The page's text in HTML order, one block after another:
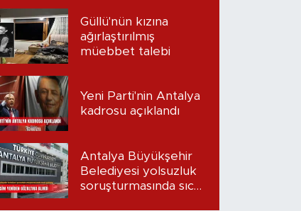
Güllü'nün kızına
ağırlaştırılmış
müebbet talebi
Yeni Parti'nin Antalya
kadrosu açıklandı
Antalya Büyükşehir
Belediyesi yolsuzluk
soruşturmasında sıcak